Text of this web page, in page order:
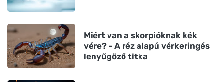
Miért van a skorpióknak kék
vére? - A réz alapú vérkeringés
lenyűgöző titka